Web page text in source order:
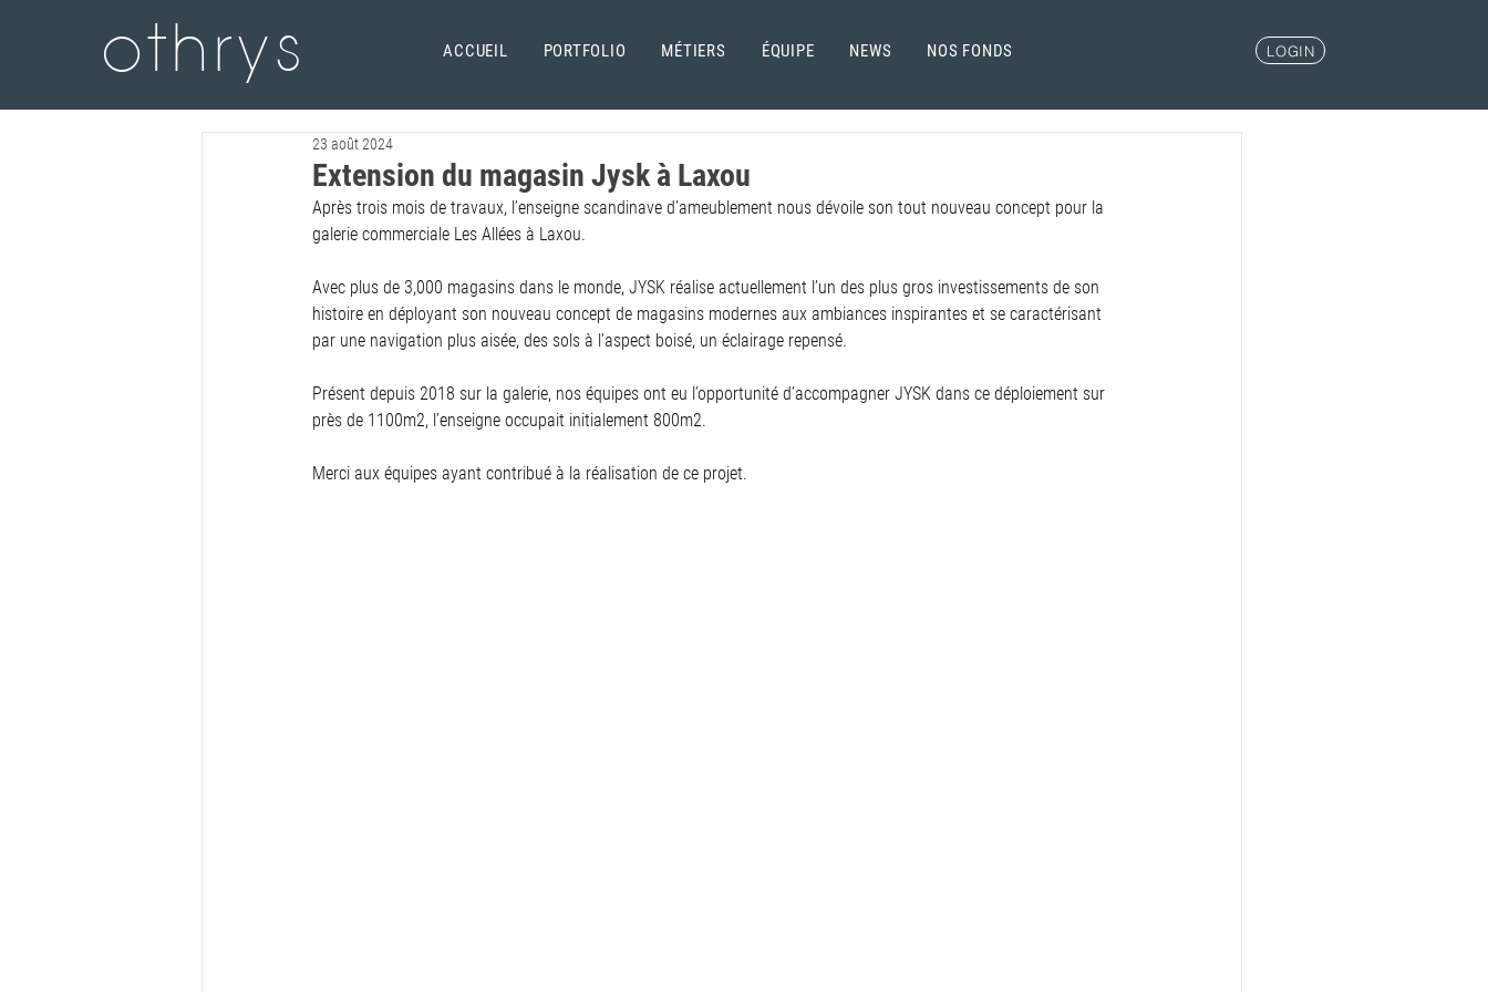
othrys ACCUEIL PORTFOLIO MÉTIERS ÉQUIPE NEWS NOS FONDS LOGIN
Extension du magasin Jysk à Laxou
23 août 2024
Après trois mois de travaux, l’enseigne scandinave d’ameublement nous dévoile son tout nouveau concept pour la
galerie commerciale Les Allées à Laxou.
Avec plus de 3,000 magasins dans le monde, JYSK réalise actuellement l’un des plus gros investissements de son
histoire en déployant son nouveau concept de magasins modernes aux ambiances inspirantes et se caractérisant
par une navigation plus aisée, des sols à l'aspect boisé, un éclairage repensé.
Présent depuis 2018 sur la galerie, nos équipes ont eu l’opportunité d’accompagner JYSK dans ce déploiement sur
près de 1100m2, l’enseigne occupait initialement 800m2.
Merci aux équipes ayant contribué à la réalisation de ce projet.